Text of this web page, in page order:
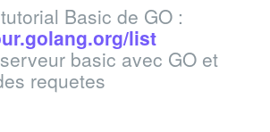
Basic de GO :
list
basic avec GO et
requetes